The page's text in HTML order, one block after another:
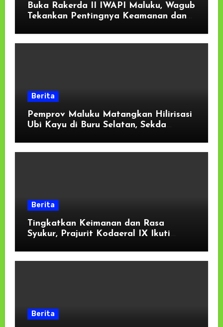
Buka Rakerda II IWAPI Maluku, Wagub
Tekankan Pentingnya Keamanan dan
Berita
Pemprov Maluku Matangkan Hilirisasi
Ubi Kayu di Buru Selatan, Sekda
Dukungan Masyarakat
Berita
Tingkatkan Keimanan dan Rasa
Syukur, Prajurit Kodaeral IX Ikuti
Berita